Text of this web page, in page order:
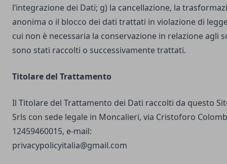
l’integrazione dei Dati; g) la cancellazione, la
anonima o il blocco dei dati trattati in violazione di
cui non è necessaria la conservazione in relazione agli
sono stati raccolti o successivamente trattati.
Titolare del Trattamento
Il Titolare del Trattamento dei Dati raccolti da questo
Srls con sede legale in Moncalieri, via Cristoforo
12459460015, e-mail:
privacypolicyitalia@gmail.com